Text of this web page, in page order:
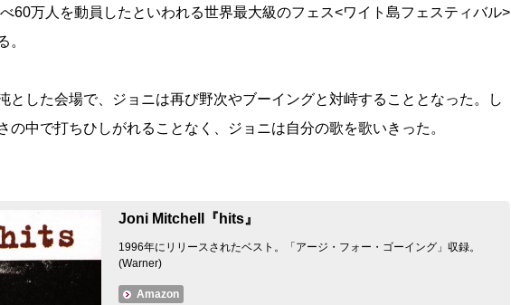
60万人を動員したといわれる世界最大級のフェス<ワイト島フェスティバル>
。
とした会場で、ジョニは再び野次やブーイングと対峙することとなった。し
の中で打ちひしがれることなく、ジョニは自分の歌を歌いきった。
Joni Mitchell『hits』
1996年にリリースされたベスト。「アージ・フォー・ゴーイング」収録。
(Warner)
Amazon